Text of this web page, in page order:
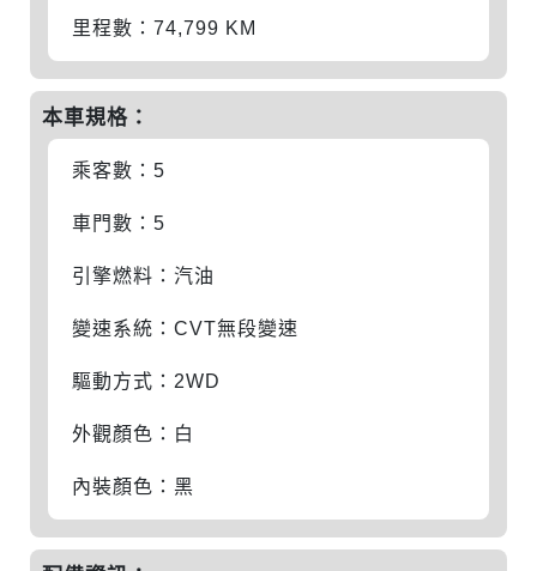
里程數：74,799 KM
本車規格：
乘客數：5
車門數：5
引擎燃料：汽油
變速系統：CVT無段變速
驅動方式：2WD
外觀顏色：白
內裝顏色：黑